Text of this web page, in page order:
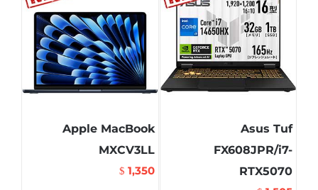
Asus Tuf
FX608JPR/i7-
RTX5070
Apple MacBook
MXCV3LL
$ 1,350